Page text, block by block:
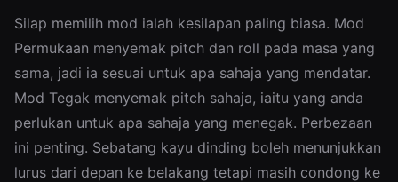
Silap memilih mod ialah kesilapan paling biasa. Mod
Permukaan menyemak pitch dan roll pada masa yang
sama, jadi ia sesuai untuk apa sahaja yang mendatar.
Mod Tegak menyemak pitch sahaja, iaitu yang anda
perlukan untuk apa sahaja yang menegak. Perbezaan
ini penting. Sebatang kayu dinding boleh menunjukkan
lurus dari depan ke belakang tetapi masih condong ke